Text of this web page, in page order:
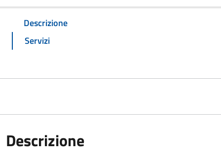
Descrizione
Servizi
Descrizione